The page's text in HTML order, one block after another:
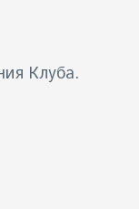
Клуба.